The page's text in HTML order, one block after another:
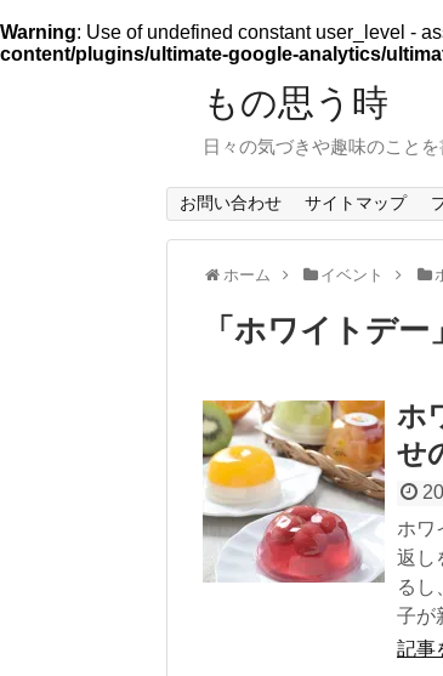
Warning: Use of undefined constant user_level -
content/plugins/ultimate-google-analytics/
もの思う時
日々の気づきや趣味のことを
お問い合わせ サイトマップ
ホーム イベント
「 ホワイトデー 」
ホ
せ
ホワ
返し
るし
子が
記事